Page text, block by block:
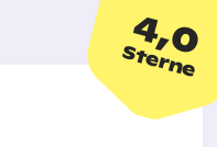
4,0
Sterne